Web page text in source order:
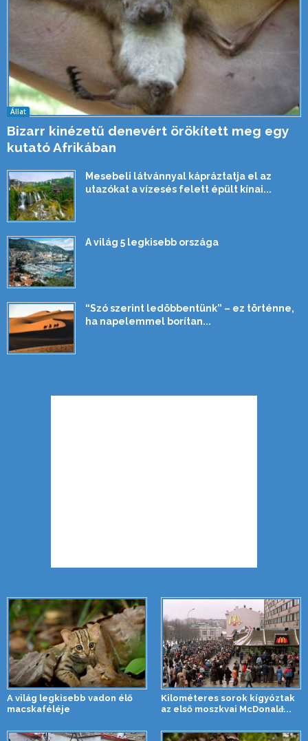
Állat
Bizarr kinézetű denevért örökített meg egy
kutató Afrikában
Mesebeli látvánnyal kápráztatja el az
utazókat a vízesés felett épült kínai...
A világ 5 legkisebb országa
“Szó szerint ledöbbentünk” – ez történne,
ha napelemmel borítan...
A világ legkisebb vadon élő
macskaféléje
Kilométeres sorok kígyóztak
az első moszkvai McDonald̵...